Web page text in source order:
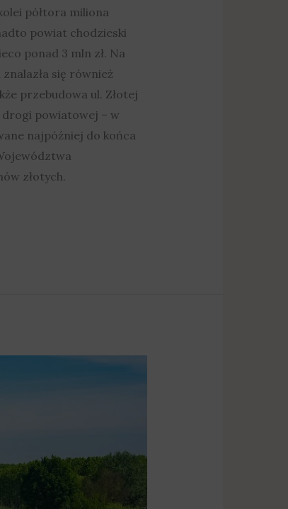
półtora miliona
powiat chodzieski
ponad 3 mln zł. Na
się również
przebudowa ul. Złotej
drogi powiatowej – w
najpóźniej do końca
złotych.